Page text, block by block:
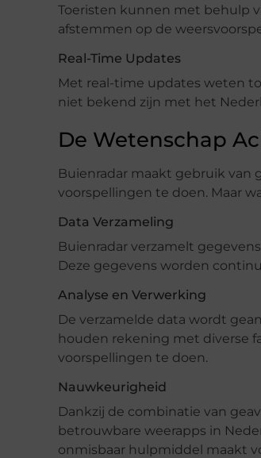
Toeristen kunnen met behulp
afstemmen op de
Real-Time Updates
Met real-time updates weten
niet bekend zijn met het
De Wetenschap
Buienradar maakt gebruik van
voorspellingen te doen. Maar
Data Verzameling
Buienradar verzamelt
Deze gegevens worden
Analyse en Verwerking
De verzamelde data wordt
houden rekening met diverse
voorspellingen te doen.
Nauwkeurigheid
Dankzij de combinatie van
betrouwbare weerapps in
onmisbaar hulpmiddel maakt